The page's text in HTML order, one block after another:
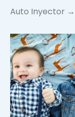
Auto Inyector →